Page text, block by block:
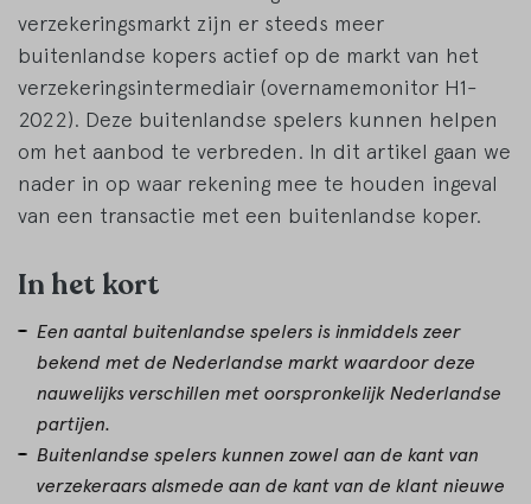
verzekeringsmarkt zijn er steeds meer
buitenlandse kopers actief op de markt van het
verzekeringsintermediair (overnamemonitor H1-
2022). Deze buitenlandse spelers kunnen helpen
om het aanbod te verbreden. In dit artikel gaan we
nader in op waar rekening mee te houden ingeval
van een transactie met een buitenlandse koper.
In het kort
Een aantal buitenlandse spelers is inmiddels zeer
bekend met de Nederlandse markt waardoor deze
nauwelijks verschillen met oorspronkelijk Nederlandse
partijen.
Buitenlandse spelers kunnen zowel aan de kant van
verzekeraars alsmede aan de kant van de klant nieuwe